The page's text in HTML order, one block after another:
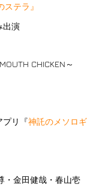
テラ』
出演
CHICKEN～
プリ『神託のメソロギ
・金田健哉・春山壱